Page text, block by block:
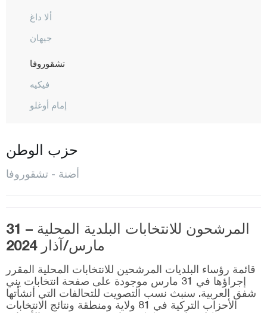
ألا داغ
جيهان
تشقوروفا
فيكيه
إمام أوغلو
كاراتاش
سائيم بيلي
ساري شام
سيهان
طوفانبيلي
يومورطاليك
حزب الوطن
أضنة - تشقوروفا
المرشحون للانتخابات البلدية المحلية – 31
مارس/آذار 2024
قائمة رؤساء البلديات المرشحين للانتخابات المحلية المقرر
إجراؤها في 31 مارس موجودة على صفحة انتخابات يني
شفق العربية. سنبث نسب التصويت للتحالفات التي أنشأتها
الأحزاب التركية في 81 ولاية ومنطقة ونتائج الانتخابات